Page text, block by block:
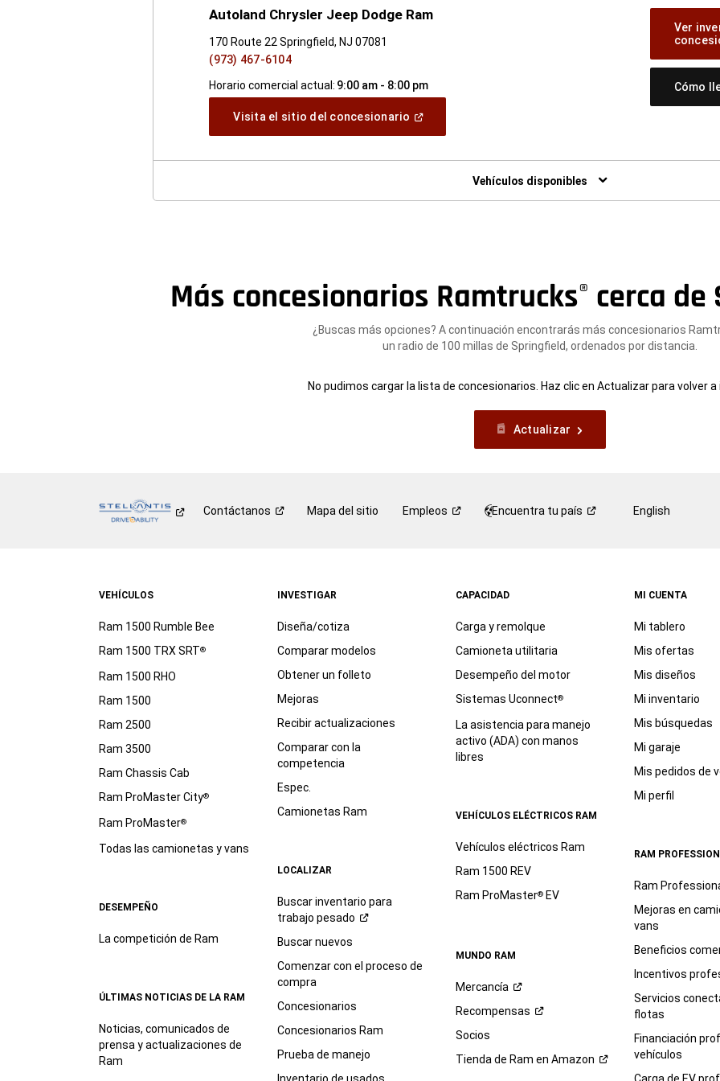
Autoland Chrysler Jeep Dodge Ram
170 Route 22 Springfield, NJ 07081
(973) 467-6104
Horario comercial actual: 9:00 am - 8:00 pm
Visita el sitio del concesionario (Abrir
Ver
Cómo
Vehículos disponibles
Más concesionarios Ramtrucks® cerca
¿Buscas más opciones? A continuación encontrarás más concesionarios
un radio de 100 millas de Springfield, ordenados por distancia.
No pudimos cargar la lista de concesionarios. Haz clic en Actualizar para volver
Actualizar
Contáctanos Mapa del sitio Empleos Encuentra tu país English
VEHÍCULOS
Ram 1500 Rumble Bee
Ram 1500 TRX SRT®
Ram 1500 RHO
Ram 1500
Ram 2500
Ram 3500
Ram Chassis Cab
Ram ProMaster City®
Ram ProMaster®
Todas las camionetas y vans
DESEMPEÑO
La competición de Ram
ÚLTIMAS NOTICIAS DE LA RAM
Noticias, comunicados de
prensa y actualizaciones de
Ram
INVESTIGAR
Diseña/cotiza
Comparar modelos
Obtener un folleto
Mejoras
Recibir actualizaciones
Comparar con la
competencia
Espec.
Camionetas Ram
LOCALIZAR
Buscar inventario para
trabajo pesado
Buscar nuevos
Comenzar con el proceso de
compra
Concesionarios
Concesionarios Ram
Prueba de manejo
CAPACIDAD
Carga y remolque
Camioneta utilitaria
Desempeño del motor
Sistemas Uconnect®
La asistencia para manejo
activo (ADA) con manos
libres
VEHÍCULOS ELÉCTRICOS RAM
Vehículos eléctricos Ram
Ram 1500 REV
Ram ProMaster®EV
MUNDO RAM
Mercancía
Recompensas
Socios
Tienda de Ram en Amazon
MI CUENTA
Mi tablero
Mis ofertas
Mis diseños
Mi inventario
Mis búsquedas
Mi garaje
Mis pedidos de
Mi perfil
RAM
Ram
Mejoras en
vans
Beneficios
Incentivos
Servicios
flotas
Financiación
vehículos